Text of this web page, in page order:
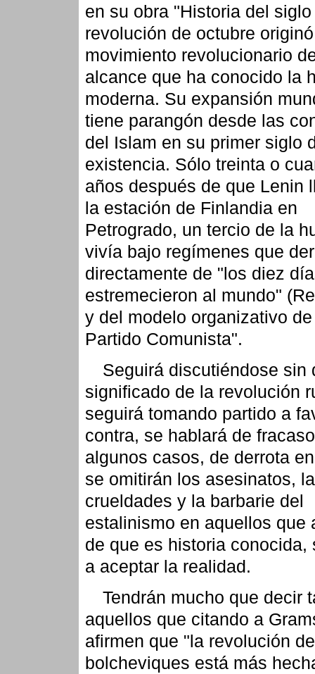
en su obra "Historia del
revolución de octubre
movimiento revolucionario
alcance que ha conocido la
moderna. Su expansión
tiene parangón desde las
del Islam en su primer siglo
existencia. Sólo treinta o
años después de que Lenin
la estación de Finlandia en
Petrogrado, un tercio de la
vivía bajo regímenes que
directamente de "los diez
estremecieron al mundo"
y del modelo organizativo
Partido Comunista".
Seguirá discutiéndose sin
significado de la revolución
seguirá tomando partido a
contra, se hablará de
algunos casos, de derrota
se omitirán los asesinatos,
crueldades y la barbarie del
estalinismo en aquellos que
de que es historia conocida,
a aceptar la realidad.
Tendrán mucho que decir
aquellos que citando a
afirmen que "la revolución
bolcheviques está más